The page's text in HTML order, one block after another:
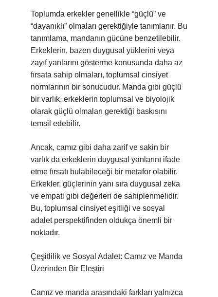
Toplumda erkekler genellikle “güçlü” ve
“dayanıklı” olmaları gerektiğiyle tanımlanır. Bu
tanımlama, mandanın gücüne benzetilebilir.
Erkeklerin, bazen duygusal yüklerini veya
zayıf yanlarını gösterme konusunda daha az
fırsata sahip olmaları, toplumsal cinsiyet
normlarının bir sonucudur. Manda gibi güçlü
bir varlık, erkeklerin toplumsal ve biyolojik
olarak güçlü olmaları gerektiği baskısını
temsil edebilir.
Ancak, camız gibi daha zarif ve sakin bir
varlık da erkeklerin duygusal yanlarını ifade
etme fırsatı bulabileceği bir metafor olabilir.
Erkekler, güçlerinin yanı sıra duygusal zeka
ve empati gibi değerleri de sahiplenmelidir.
Bu, toplumsal cinsiyet eşitliği ve sosyal
adalet perspektifinden oldukça önemli bir
noktadır.
Çeşitlilik ve Sosyal Adalet: Camız ve Manda
Üzerinden Bir Eleştiri
Camız ve manda arasındaki farkları yalnızca